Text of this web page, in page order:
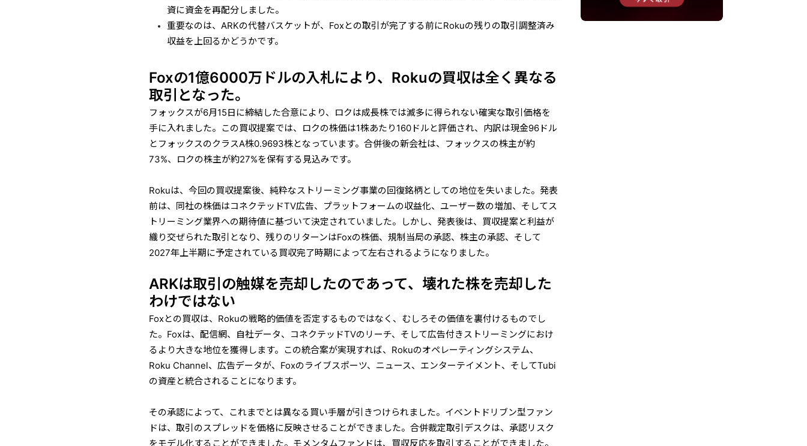
資に資金を再配分しました。
重要なのは、ARKの代替バスケットが、Foxとの取引が完了する前にRokuの残りの取引調整済み
収益を上回るかどうかです。
Foxの1億6000万ドルの入札により、Rokuの買収は全く異なる
取引となった。
フォックスが6月15日に締結した合意により、ロクは成長株では滅多に得られない確実な取引価格を
手に入れました。この買収提案では、ロクの株価は1株あたり160ドルと評価され、内訳は現金96ドル
とフォックスのクラスA株0.9693株となっています。合併後の新会社は、フォックスの株主が約
73%、ロクの株主が約27%を保有する見込みです。
Rokuは、今回の買収提案後、純粋なストリーミング事業の回復銘柄としての地位を失いました。発表
前は、同社の株価はコネクテッドTV広告、プラットフォームの収益化、ユーザー数の増加、そしてス
トリーミング業界への期待値に基づいて決定されていました。しかし、発表後は、買収提案と利益が
織り交ぜられた取引となり、残りのリターンはFoxの株価、規制当局の承認、株主の承認、そして
2027年上半期に予定されている買収完了時期によって左右されるようになりました。
ARKは取引の触媒を売却したのであって、壊れた株を売却した
わけではない
Foxとの買収は、Rokuの戦略的価値を否定するものではなく、むしろその価値を裏付けるものでし
た。Foxは、配信網、自社データ、コネクテッドTVのリーチ、そして広告付きストリーミングにおけ
るより大きな地位を獲得します。この統合案が実現すれば、Rokuのオペレーティングシステム、
Roku Channel、広告データが、Foxのライブスポーツ、ニュース、エンターテイメント、そしてTubi
の資産と統合されることになります。
その承認によって、これまでとは異なる買い手層が引きつけられました。イベントドリブン型ファン
ドは、取引のスプレッドを価格に反映させることができました。合併裁定取引デスクは、承認リスク
をモデル化することができました。モメンタムファンドは、買収反応を取引することができました。